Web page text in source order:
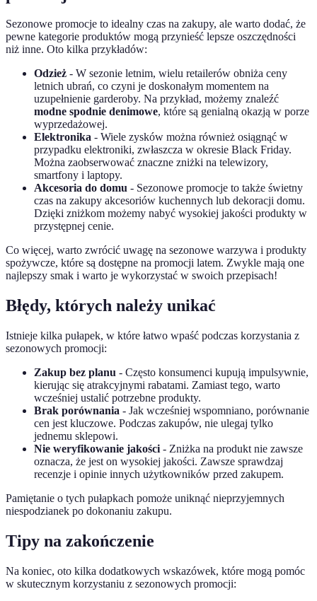
Sezonowe promocje to idealny czas na zakupy, ale warto dodać, że
pewne kategorie produktów mogą przynieść lepsze oszczędności
niż inne. Oto kilka przykładów:
Odzież - W sezonie letnim, wielu retailerów obniża ceny
letnich ubrań, co czyni je doskonałym momentem na
uzupełnienie garderoby. Na przykład, możemy znaleźć
modne spodnie denimowe, które są genialną okazją w porze
wyprzedażowej.
Elektronika - Wiele zysków można również osiągnąć w
przypadku elektroniki, zwłaszcza w okresie Black Friday.
Można zaobserwować znaczne zniżki na telewizory,
smartfony i laptopy.
Akcesoria do domu - Sezonowe promocje to także świetny
czas na zakupy akcesoriów kuchennych lub dekoracji domu.
Dzięki zniżkom możemy nabyć wysokiej jakości produkty w
przystępnej cenie.
Co więcej, warto zwrócić uwagę na sezonowe warzywa i produkty
spożywcze, które są dostępne na promocji latem. Zwykle mają one
najlepszy smak i warto je wykorzystać w swoich przepisach!
Błędy, których należy unikać
Istnieje kilka pułapek, w które łatwo wpaść podczas korzystania z
sezonowych promocji:
Zakup bez planu - Często konsumenci kupują impulsywnie,
kierując się atrakcyjnymi rabatami. Zamiast tego, warto
wcześniej ustalić potrzebne produkty.
Brak porównania - Jak wcześniej wspomniano, porównanie
cen jest kluczowe. Podczas zakupów, nie ulegaj tylko
jednemu sklepowi.
Nie weryfikowanie jakości - Zniżka na produkt nie zawsze
oznacza, że jest on wysokiej jakości. Zawsze sprawdzaj
recenzje i opinie innych użytkowników przed zakupem.
Pamiętanie o tych pułapkach pomoże uniknąć nieprzyjemnych
niespodzianek po dokonaniu zakupu.
Tipy na zakończenie
Na koniec, oto kilka dodatkowych wskazówek, które mogą pomóc
w skutecznym korzystaniu z sezonowych promocji: